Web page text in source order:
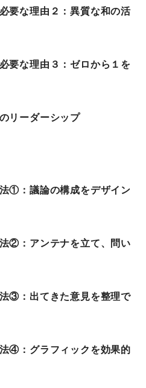
要な理由２：異質な和の活
要な理由３：ゼロから１を
リーダーシップ
①：議論の構成をデザイン
②：アンテナを立て、問い
③：出てきた意見を整理で
④：グラフィックを効果的